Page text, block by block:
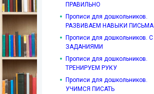
ПРАВИЛЬНО
Прописи для дошкольников.
РАЗВИВАЕМ НАВЫКИ ПИСЬМА
Прописи для дошкольников. С
ЗАДАНИЯМИ
Прописи для дошкольников.
ТРЕНИРУЕМ РУКУ
Прописи для дошкольников.
УЧИМСЯ ПИСАТЬ